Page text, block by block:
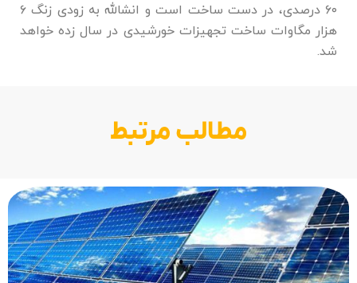
۶۰ درصدی، در دست ساخت است و انشالله به زودی زنگ ۶
هزار مگاوات ساخت تجهیزات خورشیدی در سال زده خواهد
شد.
مطالب مرتبط